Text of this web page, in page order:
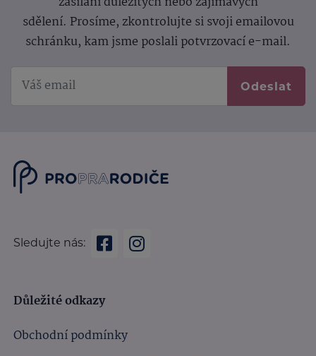
sdělení. Prosíme, zkontrolujte si svoji emailovou
schránku, kam jsme poslali potvrzovací e-mail.
Odeslat
Sledujte nás:
Důležité odkazy
Obchodní podmínky